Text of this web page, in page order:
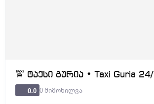
🚖 ტაქსი გურია • Taxi Guria
0.0 0 მიმოხილვა